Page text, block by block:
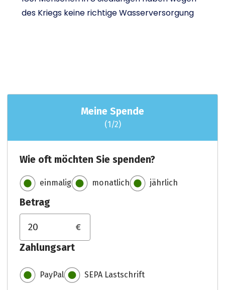
des Kriegs keine richtige Wasserversorgung